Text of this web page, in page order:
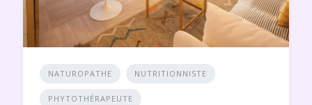
NATUROPATHE NUTRITIONNISTE
PHYTOTHÉRAPEUTE